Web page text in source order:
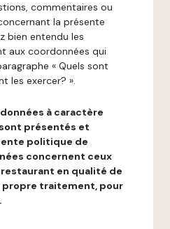
commentaires ou
la présente
bien entendu les
aux coordonnées qui
« Quels sont
les exercer? ».
à caractère
présentés et
politique de
concernent ceux
en qualité de
propre traitement, pour